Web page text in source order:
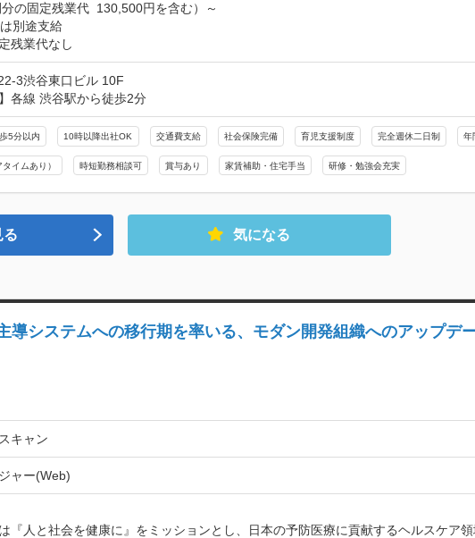
の固定残業代  130,500円を含む）～
別途支給
残業代なし
3渋谷東口ビル 10F
各線 渋谷駅から徒歩2分
5分以内 10時以降出社OK 交通費支給 社会保険完備 育児支援制度 完全週休二日制 年
イムあり） 時短勤務相談可 賞与あり 家賃補助・住宅手当 研修・勉強会充実
る 気になる
導システムへの移行期を率いる、モダン開発組織へのアップデ
キャン
ャー(Web)
『人と社会を健康に』をミッションとし、日本の予防医療に貢献するヘルスケア